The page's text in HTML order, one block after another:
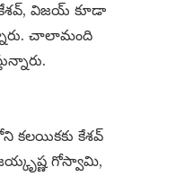
కేశవ్, విజయ్ కూడా
చాలామంది
కలయికకు కేశవ్
గోస్వామి,